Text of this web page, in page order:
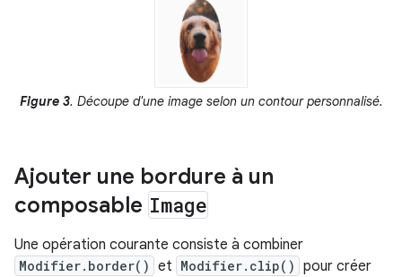
Figure 3. Découpe d'une image selon un contour personnalisé.
Ajouter une bordure à un
composable Image
Une opération courante consiste à combiner
Modifier.border() et Modifier.clip() pour créer